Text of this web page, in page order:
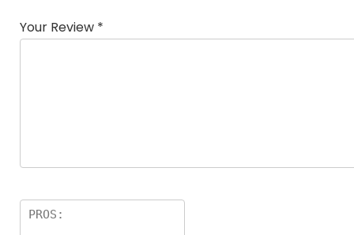
Your Review *